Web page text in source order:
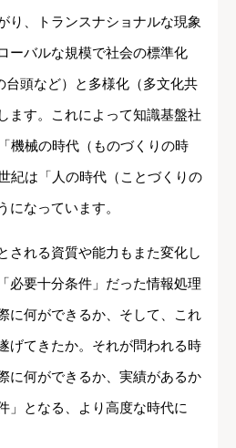
り、トランスナショナルな現象
ーバルな規模で社会の標準化
台頭など）と多様化（多文化共
ます。これによって知識基盤社
機械の時代（ものづくりの時
紀は「人の時代（ことづくりの
になっています。
される資質や能力もまた変化し
必要十分条件」だった情報処理
に何ができるか、そして、これ
げてきたか。それが問われる時
に何ができるか、実績があるか
」となる、より高度な時代に